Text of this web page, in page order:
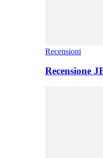
Recensioni
Recensione